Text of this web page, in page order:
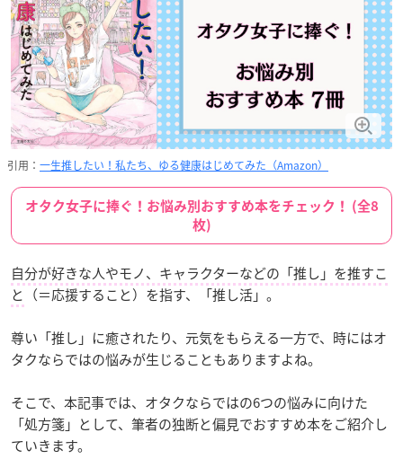
引用： 一生推したい！私たち、ゆる健康はじめてみた（Amazon）
オタク女子に捧ぐ！お悩み別おすすめ本をチェック！ (全8
枚)
自分が好きな人やモノ、キャラクターなどの「推し」を推すこ
と （＝応援すること）を指す、「推し活」。
尊い「推し」に癒されたり、元気をもらえる一方で、時にはオ
タクならではの悩みが生じることもありますよね。
そこで、本記事では、オタクならではの6つの悩みに向けた
「処方箋」として、筆者の独断と偏見でおすすめ本をご紹介し
ていきます。